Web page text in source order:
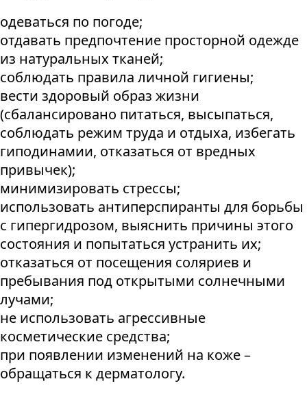
одеваться по погоде;
отдавать предпочтение просторной одежде
из натуральных тканей;
соблюдать правила личной гигиены;
вести здоровый образ жизни
(сбалансировано питаться, высыпаться,
соблюдать режим труда и отдыха, избегать
гиподинамии, отказаться от вредных
привычек);
минимизировать стрессы;
использовать антиперспиранты для борьбы
с гипергидрозом, выяснить причины этого
состояния и попытаться устранить их;
отказаться от посещения соляриев и
пребывания под открытыми солнечными
лучами;
не использовать агрессивные
косметические средства;
при появлении изменений на коже –
обращаться к дерматологу.